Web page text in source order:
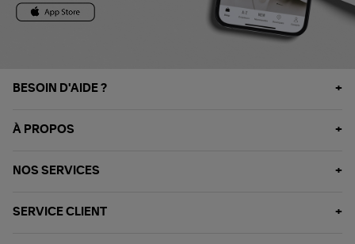
BESOIN D'AIDE ?
À PROPOS
NOS SERVICES
SERVICE CLIENT